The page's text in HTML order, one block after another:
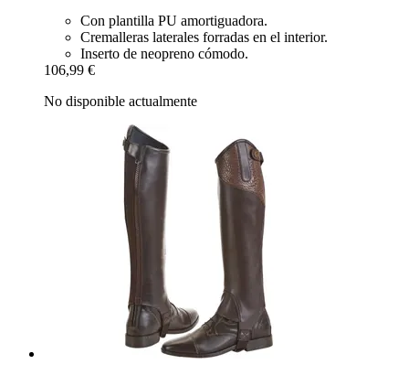
Con plantilla PU amortiguadora.
Cremalleras laterales forradas en el interior.
Inserto de neopreno cómodo.
106,99 €
No disponible actualmente